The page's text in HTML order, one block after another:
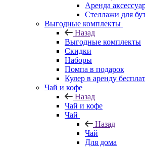
Аренда
Стеллажи для
Выгодные комплекты
Назад
Выгодные комплекты
Скидки
Наборы
Помпа в подарок
Кулер в аренду
Чай и кофе
Назад
Чай и кофе
Чай
Назад
Чай
Для дома